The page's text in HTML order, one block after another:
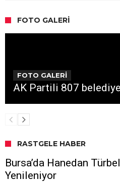
FOTO GALERI
FOTO GALERİ
AK Partili 807
RASTGELE HABER
Bursa’da Hanedan
Yenileniyor